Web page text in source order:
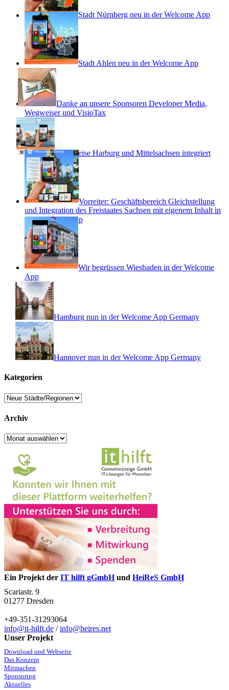
Stadt Nürnberg neu in der Welcome App
Stadt Ahlen neu in der Welcome App
Danke an unsere Sponsoren Developer Media,
Wegweiser und VisioTax
Landkreise Harburg und Mittelsachsen integriert
Vorreiter: Geschäftsbereich Gleichstellung
und Integration des Freistaates Sachsen mit eigenem Inhalt in
der Welcome App
Wir begrüssen Wiesbaden in der Welcome
App
Hamburg nun in der Welcome App Germany
Hannover nun in der Welcome App Germany
Kategorien
Kategorien
Archiv
Archiv
Ein Projekt der IT hilft gGmbHund HeiReS GmbH
Scariastr. 9
01277 Dresden
+49-351-31293064
info@it-hilft.de /info@heires.net
Unser Projekt
Download und Webseite
Das Konzept
Mitmachen
Sponsoring
Aktuelles